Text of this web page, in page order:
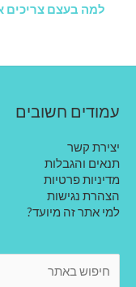
למה בעצם צריכים
עמודים חשובים
יצירת קשר
תנאים והגבלות
מדיניות פרטיות
הצהרת נגישות
למי אתר זה מיועד?